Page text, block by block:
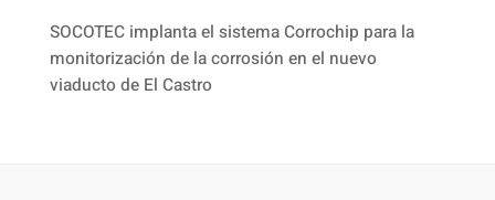
SOCOTEC implanta el sistema Corrochip para la
monitorización de la corrosión en el nuevo
viaducto de El Castro